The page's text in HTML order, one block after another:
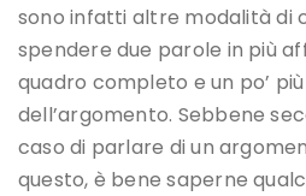
sono infatti altre modalità di
spendere due parole in più
quadro completo e un po’
dell’argomento. Sebbene
caso di parlare di un
questo, è bene saperne